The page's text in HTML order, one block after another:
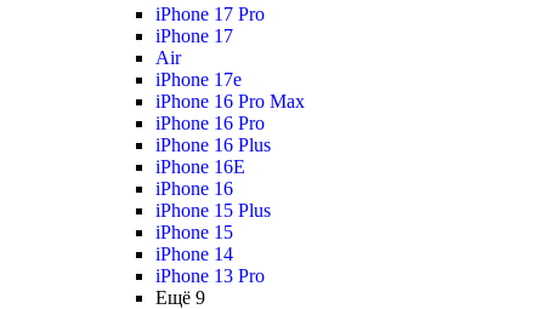
iPhone 17 Pro
iPhone 17
Air
iPhone 17e
iPhone 16 Pro Max
iPhone 16 Pro
iPhone 16 Plus
iPhone 16E
iPhone 16
iPhone 15 Plus
iPhone 15
iPhone 14
iPhone 13 Pro
Ещё 9